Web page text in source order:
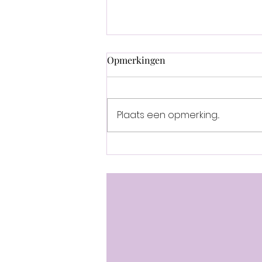
Go with the flow..
Opmerkingen
Plaats een opmerking...